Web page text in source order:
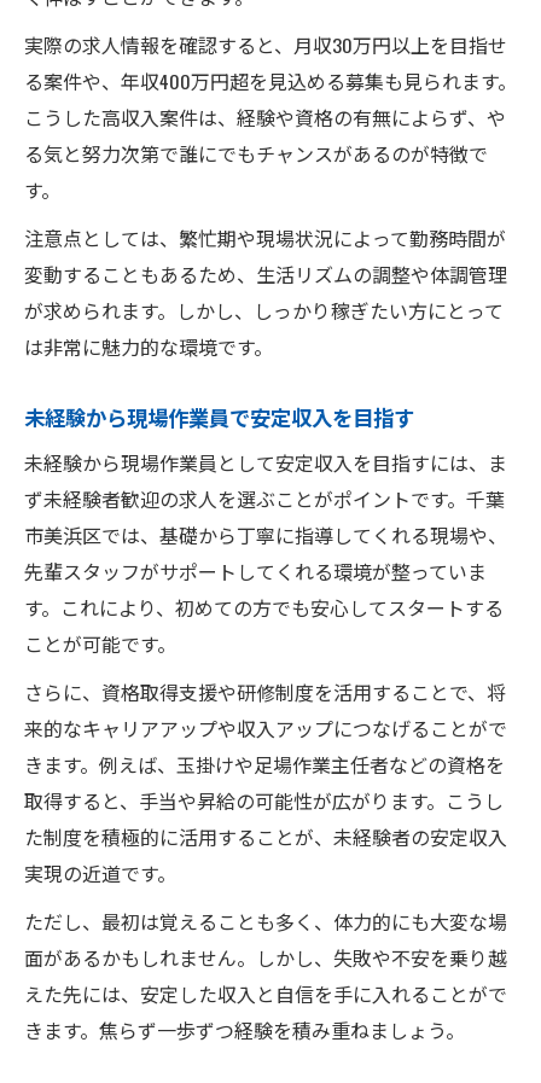
実際の求人情報を確認すると、月収30万円以上を目指せ
る案件や、年収400万円超を見込める募集も見られます。
こうした高収入案件は、経験や資格の有無によらず、や
る気と努力次第で誰にでもチャンスがあるのが特徴で
す。
注意点としては、繁忙期や現場状況によって勤務時間が
変動することもあるため、生活リズムの調整や体調管理
が求められます。しかし、しっかり稼ぎたい方にとって
は非常に魅力的な環境です。
未経験から現場作業員で安定収入を目指す
未経験から現場作業員として安定収入を目指すには、ま
ず未経験者歓迎の求人を選ぶことがポイントです。千葉
市美浜区では、基礎から丁寧に指導してくれる現場や、
先輩スタッフがサポートしてくれる環境が整っていま
す。これにより、初めての方でも安心してスタートする
ことが可能です。
さらに、資格取得支援や研修制度を活用することで、将
来的なキャリアアップや収入アップにつなげることがで
きます。例えば、玉掛けや足場作業主任者などの資格を
取得すると、手当や昇給の可能性が広がります。こうし
た制度を積極的に活用することが、未経験者の安定収入
実現の近道です。
ただし、最初は覚えることも多く、体力的にも大変な場
面があるかもしれません。しかし、失敗や不安を乗り越
えた先には、安定した収入と自信を手に入れることがで
きます。焦らず一歩ずつ経験を積み重ねましょう。